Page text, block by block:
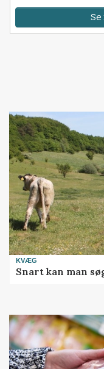
KVÆG
Snart kan man